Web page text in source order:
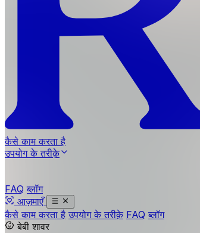
कैसे काम करता है
उपयोग के तरीक़े
FAQ ब्लॉग
आज़माएँ
कैसे काम करता है उपयोग के तरीक़े FAQ ब्लॉग
बेबी शावर